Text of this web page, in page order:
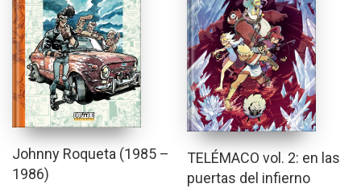
Johnny Roqueta (1985 –
1986)
TELÉMACO vol. 2: en las
puertas del infierno